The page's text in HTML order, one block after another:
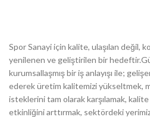
Spor Sanayi için kalite, ulaşılan değil,
yenilenen ve geliştirilen bir
kurumsallaşmış bir iş anlayışı ile;
ederek üretim kalitemizi yükseltmek,
isteklerini tam olarak karşılamak,
etkinliğini arttırmak, sektördeki